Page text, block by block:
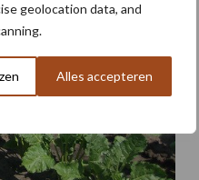
geolocation data, and
Alles accepteren